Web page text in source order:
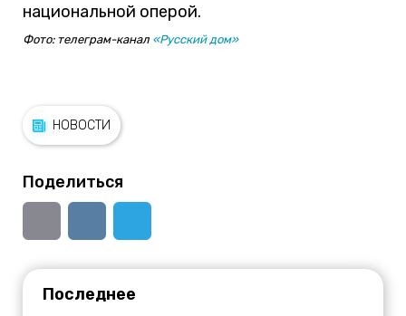
национальной оперой.
Фото: телеграм-канал «Русский дом»
НОВОСТИ
Поделиться
Последнее